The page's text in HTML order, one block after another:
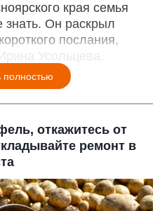
края семья
знать. Он раскрыл
послания,
Усольцева.
полностью
откажитесь от
ремонт в